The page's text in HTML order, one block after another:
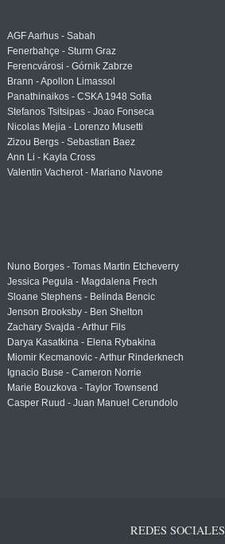
AGF Aarhus - Sabah
Fenerbahçe - Sturm Graz
Ferencvárosi - Górnik Zabrze
Brann - Apollon Limassol
Panathinaikos - CSKA 1948 Sofia
Stefanos Tsitsipas - Joao Fonseca
Nicolas Mejia - Lorenzo Musetti
Zizou Bergs - Sebastian Baez
Ann Li - Kayla Cross
Valentin Vacherot - Mariano Navone
Nuno Borges - Tomas Martin Etcheverry
Jessica Pegula - Magdalena Frech
Sloane Stephens - Belinda Bencic
Jenson Brooksby - Ben Shelton
Zachary Svajda - Arthur Fils
Darya Kasatkina - Elena Rybakina
Miomir Kecmanovic - Arthur Rinderknech
Ignacio Buse - Cameron Norrie
Marie Bouzkova - Taylor Townsend
Casper Ruud - Juan Manuel Cerundolo
REDES SOCIALES